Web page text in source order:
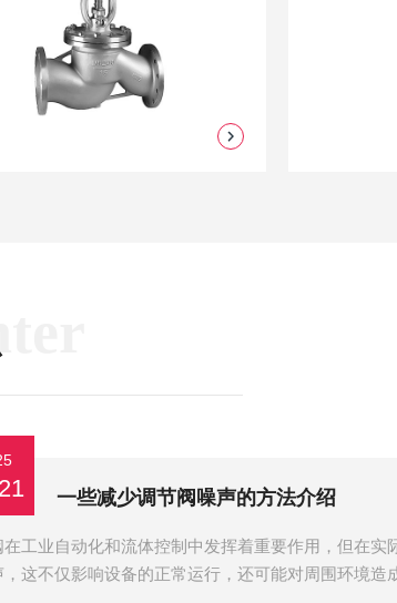
一些减少调节阀噪声的方法介绍
在工业自动化和流体控制中发挥着重要作用，但在实
，这不仅影响设备的正常运行，还可能对周围环境造